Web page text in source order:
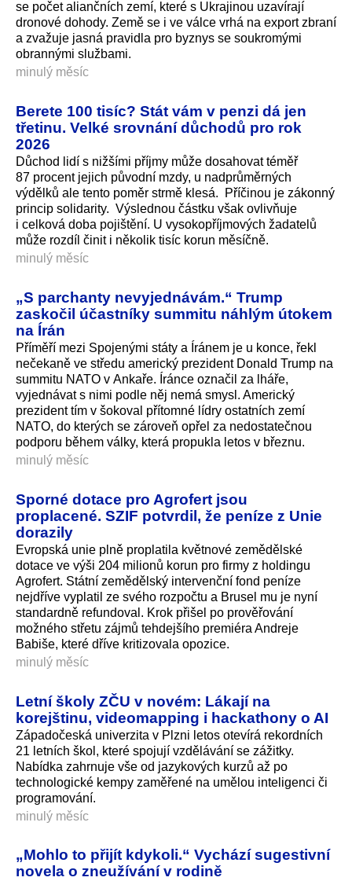
se počet aliančních zemí, které s Ukrajinou uzavírají
dronové dohody. Země se i ve válce vrhá na export zbraní
a zvažuje jasná pravidla pro byznys se soukromými
obrannými službami.
minulý měsíc
Berete 100 tisíc? Stát vám v penzi dá jen
třetinu. Velké srovnání důchodů pro rok
2026
Důchod lidí s nižšími příjmy může dosahovat téměř
87 procent jejich původní mzdy, u nadprůměrných
výdělků ale tento poměr strmě klesá. Příčinou je zákonný
princip solidarity. Výslednou částku však ovlivňuje
i celková doba pojištění. U vysokopříjmových žadatelů
může rozdíl činit i několik tisíc korun měsíčně.
minulý měsíc
„S parchanty nevyjednávám.“ Trump
zaskočil účastníky summitu náhlým útokem
na Írán
Příměří mezi Spojenými státy a Íránem je u konce, řekl
nečekaně ve středu americký prezident Donald Trump na
summitu NATO v Ankaře. Íránce označil za lháře,
vyjednávat s nimi podle něj nemá smysl. Americký
prezident tím v šokoval přítomné lídry ostatních zemí
NATO, do kterých se zároveň opřel za nedostatečnou
podporu během války, která propukla letos v březnu.
minulý měsíc
Sporné dotace pro Agrofert jsou
proplacené. SZIF potvrdil, že peníze z Unie
dorazily
Evropská unie plně proplatila květnové zemědělské
dotace ve výši 204 milionů korun pro firmy z holdingu
Agrofert. Státní zemědělský intervenční fond peníze
nejdříve vyplatil ze svého rozpočtu a Brusel mu je nyní
standardně refundoval. Krok přišel po prověřování
možného střetu zájmů tehdejšího premiéra Andreje
Babiše, které dříve kritizovala opozice.
minulý měsíc
Letní školy ZČU v novém: Lákají na
korejštinu, videomapping i hackathony o AI
Západočeská univerzita v Plzni letos otevírá rekordních
21 letních škol, které spojují vzdělávání se zážitky.
Nabídka zahrnuje vše od jazykových kurzů až po
technologické kempy zaměřené na umělou inteligenci či
programování.
minulý měsíc
„Mohlo to přijít kdykoli.“ Vychází sugestivní
novela o zneužívání v rodině